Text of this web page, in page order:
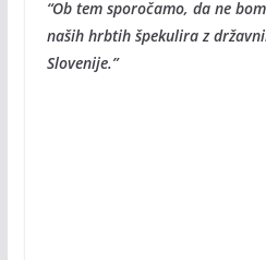
“Ob tem sporočamo, da ne
naših hrbtih špekulira z
Slovenije.”